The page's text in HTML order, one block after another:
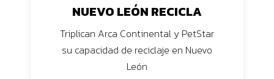
NUEVO LEÓN RECICLA
Triplican Arca Continental y PetStar
su capacidad de reciclaje en Nuevo
León